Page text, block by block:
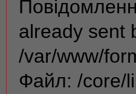
already sent
/var/www/
Файл: /core/